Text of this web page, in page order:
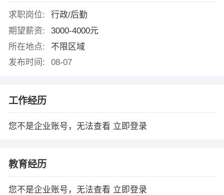
求职岗位:
行政/后勤
期望薪资:
3000-4000元
所在地点:
不限区域
发布时间:
08-07
工作经历
您不是企业账号，无法查看 立即登录
教育经历
您不是企业账号，无法查看 立即登录